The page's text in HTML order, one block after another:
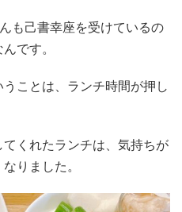
も己書幸座を受けているの
です。
ことは、ランチ時間が押し
くれたランチは、気持ちが
りました。